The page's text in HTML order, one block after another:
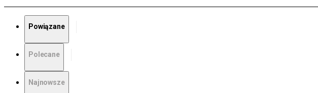
Powiązane
Polecane
Najnowsze